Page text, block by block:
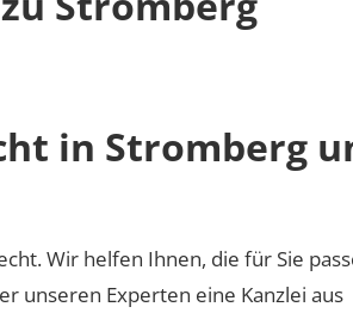
in Stromberg
Wir helfen Ihnen, die für Sie
unseren Experten eine Kanzlei aus